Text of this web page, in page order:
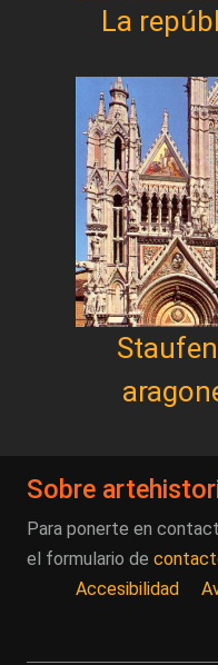
La
Sobre
Para ponerte en
el formulario de
Accesibilidad